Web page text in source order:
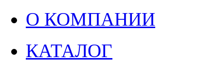
О КОМПАНИИ
КАТАЛОГ